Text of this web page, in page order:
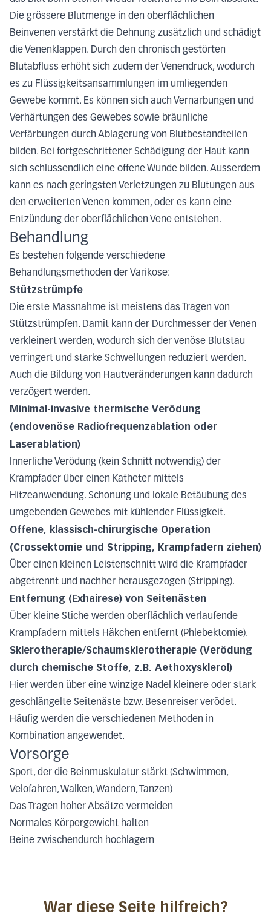
Die grössere Blutmenge in den oberflächlichen
Beinvenen verstärkt die Dehnung zusätzlich und schädigt
die Venenklappen. Durch den chronisch gestörten
Blutabfluss erhöht sich zudem der Venendruck, wodurch
es zu Flüssigkeitsansammlungen im umliegenden
Gewebe kommt. Es können sich auch Vernarbungen und
Verhärtungen des Gewebes sowie bräunliche
Verfärbungen durch Ablagerung von Blutbestandteilen
bilden. Bei fortgeschrittener Schädigung der Haut kann
sich schlussendlich eine offene Wunde bilden. Ausserdem
kann es nach geringsten Verletzungen zu Blutungen aus
den erweiterten Venen kommen, oder es kann eine
Entzündung der oberflächlichen Vene entstehen.
Behandlung
Es bestehen folgende verschiedene
Behandlungsmethoden der Varikose:
Stützstrümpfe
Die erste Massnahme ist meistens das Tragen von
Stützstrümpfen. Damit kann der Durchmesser der Venen
verkleinert werden, wodurch sich der venöse Blutstau
verringert und starke Schwellungen reduziert werden.
Auch die Bildung von Hautveränderungen kann dadurch
verzögert werden.
Minimal-invasive thermische Verödung
(endovenöse Radiofrequenzablation oder
Laserablation)
Innerliche Verödung (kein Schnitt notwendig) der
Krampfader über einen Katheter mittels
Hitzeanwendung. Schonung und lokale Betäubung des
umgebenden Gewebes mit kühlender Flüssigkeit.
Offene, klassisch-chirurgische Operation
(Crossektomie und Stripping, Krampfadern ziehen)
Über einen kleinen Leistenschnitt wird die Krampfader
abgetrennt und nachher herausgezogen (Stripping).
Entfernung (Exhairese) von Seitenästen
Über kleine Stiche werden oberflächlich verlaufende
Krampfadern mittels Häkchen entfernt (Phlebektomie).
Sklerotherapie/Schaumsklerotherapie (Verödung
durch chemische Stoffe, z.B. Aethoxysklerol)
Hier werden über eine winzige Nadel kleinere oder stark
geschlängelte Seitenäste bzw. Besenreiser verödet.
Häufig werden die verschiedenen Methoden in
Kombination angewendet.
Vorsorge
Sport, der die Beinmuskulatur stärkt (Schwimmen,
Velofahren, Walken, Wandern, Tanzen)
Das Tragen hoher Absätze vermeiden
Normales Körpergewicht halten
Beine zwischendurch hochlagern
War diese Seite hilfreich?